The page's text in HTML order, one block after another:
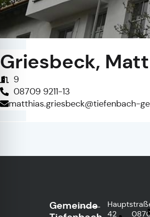
Griesbeck,
9
08709 9211-13
matthias.griesbeck@tiefenbach-
Gemeinde
42